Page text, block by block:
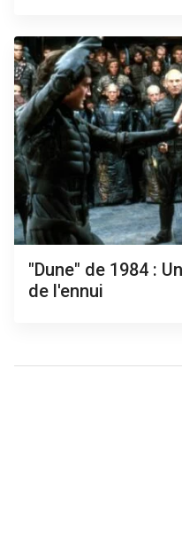
"Dune" de 1984 :
de l'ennui